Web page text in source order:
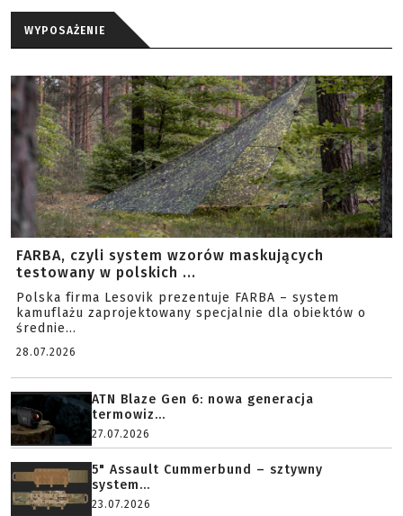
WYPOSAŻENIE
FARBA, czyli system wzorów maskujących
testowany w polskich ...
Polska firma Lesovik prezentuje FARBA – system
kamuflażu zaprojektowany specjalnie dla obiektów o
średnie...
28.07.2026
ATN Blaze Gen 6: nowa generacja
termowiz...
27.07.2026
5" Assault Cummerbund – sztywny
system...
23.07.2026